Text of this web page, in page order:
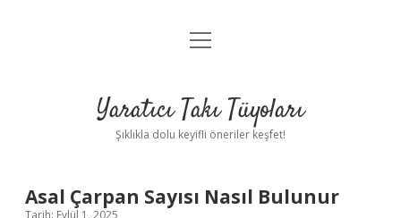
Anasayfa
Yasal Uyarı
menüyü
Yaratıcı Takı Tüyoları
Şıklıkla dolu keyifli öneriler keşfet!
Asal Çarpan Sayısı Nasıl Bulunur
Tarih: Eylül 1, 2025